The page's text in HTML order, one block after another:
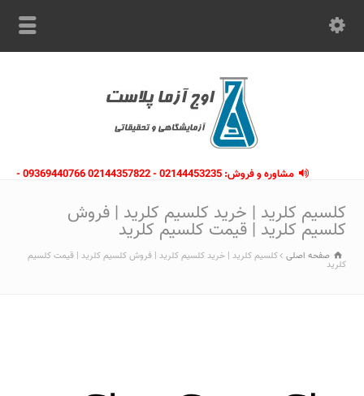
مشاوره و فروش: 02144453235 - 02144357822 09369440766 -
کلسیم کلرید | خرید کلسیم کلرید | فروش
کلسیم کلرید | قیمت کلسیم کلرید
صفحه اصلی کلسیم کلرید | خرید کلسیم کلرید | فروش کلسیم کلرید | قیمت کلسیم
کلرید